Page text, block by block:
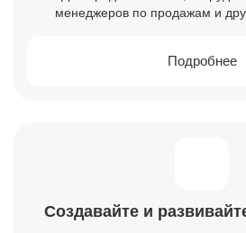
менеджеров по продажам и
Подробнее
Создавайте и